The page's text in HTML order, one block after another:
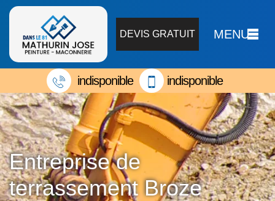
DEVIS GRATUIT MENU
indisponible indisponible
Entreprise de
terrassement Broze